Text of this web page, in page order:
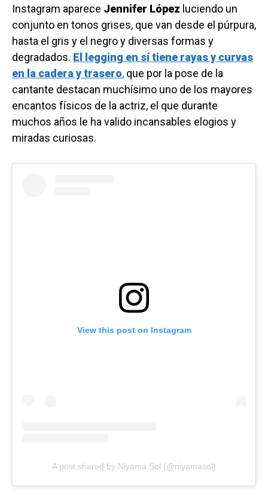
Instagram aparece Jennifer López luciendo un
conjunto en tonos grises, que van desde el púrpura,
hasta el gris y el negro y diversas formas y
degradados. El legging en sí tiene rayas y curvas
en la cadera y trasero, que por la pose de la
cantante destacan muchísimo uno de los mayores
encantos físicos de la actriz, el que durante
muchos años le ha valido incansables elogios y
miradas curiosas.
View this post on Instagram
A post shared by Niyama Sol (@niyamasol)